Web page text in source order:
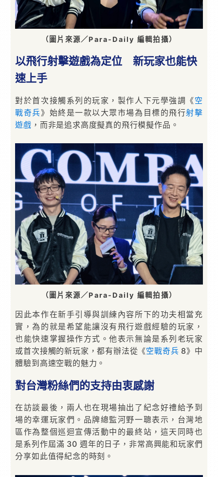
（圖片來源／Para-Daily 編輯拍攝）
以飛行射擊遊戲為定位 新玩家也能快
速上手
對於首次接觸系列的玩家，製作人下元學強調《空
戰奇兵》始終是一款以大眾市場為目標的飛行射擊
遊戲 ，而非是追求高度擬真的飛行模擬作品。
（圖片來源／Para-Daily 編輯拍攝）
因此本作在新手引導與訓練內容所下的功夫相當充
實，為的就是希望能讓沒有飛行遊戲經驗的玩家，
也能快速掌握操作方式。他表示無論是系列老玩家
或首次接觸的新玩家，都有辦法從《空戰奇兵 8》中
體驗到高速空戰的魅力。
對台灣粉絲們的支持由衷感謝
在訪談最後，兩人也在現場抽出了紀念好禮給予到
場的幸運玩家們。品牌總監河野一聰表示，台灣地
區作為整個巡迴宣傳活動中的最終站，這天同時也
是系列作屆滿 30 週年的日子，非常高興能和玩家們
分享如此值得紀念的時刻。